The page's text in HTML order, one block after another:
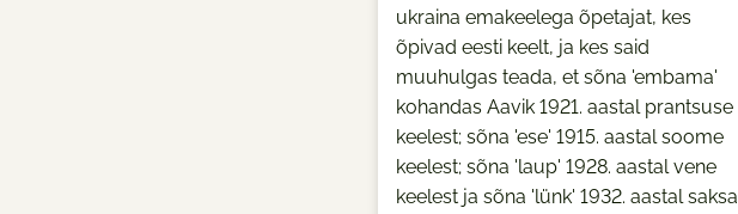
ukraina emakeelega õpetajat, kes
õpivad eesti keelt, ja kes said
muuhulgas teada, et sõna 'embama'
kohandas Aavik 1921. aastal prantsuse
keelest; sõna 'ese' 1915. aastal soome
keelest; sõna 'laup' 1928. aastal vene
keelest ja sõna 'lünk' 1932. aastal saksa